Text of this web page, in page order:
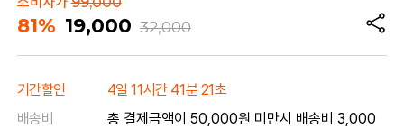
81% 19,000 32,000
기간할인
4일 11시간 41분 21초
배송비
총 결제금액이 50,000원 미만시 배송비 3,000